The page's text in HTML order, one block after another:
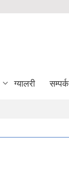
ग्यालरी सम्पर्क